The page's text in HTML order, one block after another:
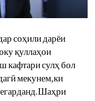
соҳилидарёи
қуллаҳои
кафтарисулҳбол
ӣмекунем,ки
.Шаҳри